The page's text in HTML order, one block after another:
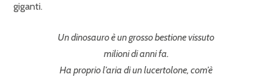
giganti.
Un dinosauro è un grosso bestione vissuto
milioni di anni fa.
Ha proprio l’aria di un lucertolone, com’è